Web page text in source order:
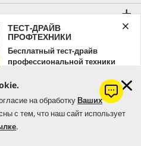
на обработкуВаших
с тем, что наш сайт использует
.
ТЕСТ-ДРАЙВ
ПРОФТЕХНИКИ
Бесплатный тест-драйв
профессиональной техники
Оставляйте заявку уже сейчас!
ЗАКАЗАТЬ
- официальное
Alfred Kärcher SE & Co. KG в